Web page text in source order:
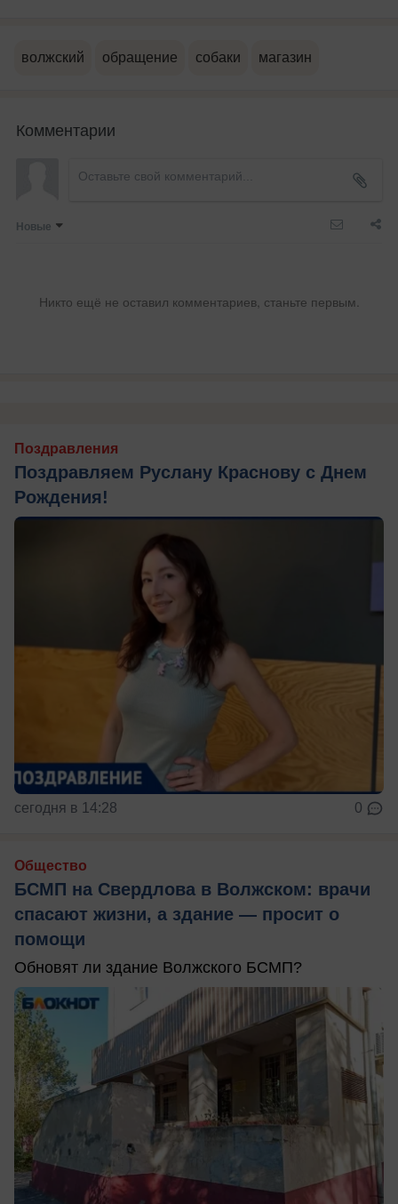
волжский обращение собаки магазин
Комментарии
Новые
Никто ещё не оставил комментариев, станьте первым.
Поздравления
Поздравляем Руслану Краснову с Днем
Рождения!
сегодня в 14:28 0
Общество
БСМП на Свердлова в Волжском: врачи
спасают жизни, а здание — просит о
помощи
Обновят ли здание Волжского БСМП?